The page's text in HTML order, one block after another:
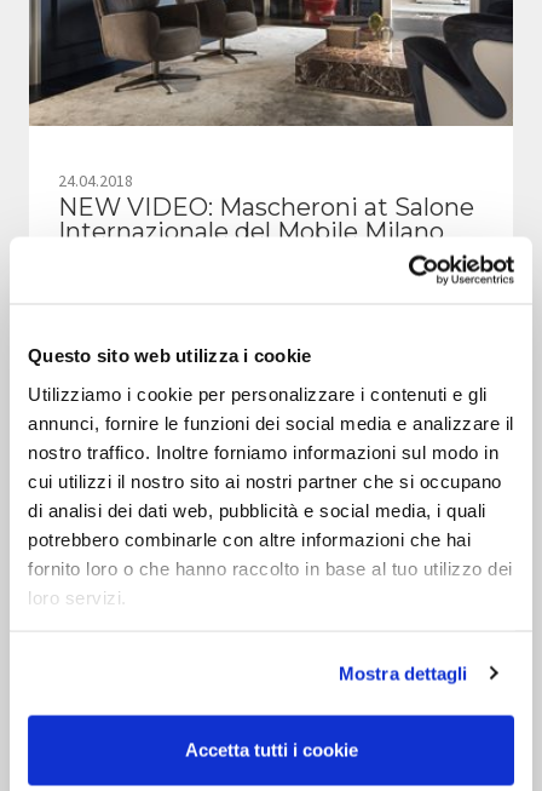
Questo sito web utilizza i cookie
Utilizziamo i cookie per personalizzare i contenuti e gli
annunci, fornire le funzioni dei social media e analizzare il
nostro traffico. Inoltre forniamo informazioni sul modo in
cui utilizzi il nostro sito ai nostri partner che si occupano
di analisi dei dati web, pubblicità e social media, i quali
potrebbero combinarle con altre informazioni che hai
fornito loro o che hanno raccolto in base al tuo utilizzo dei
loro servizi.
Mostra dettagli
Accetta tutti i cookie
24.04.2018
NEW VIDEO: Mascheroni at Salone
Internazionale del Mobile Milano
Relive the best moments of the 2018 Mascheroni